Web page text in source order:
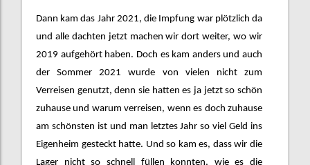
Dann kam das Jahr 2021, die Impfung war plötzlich da
und alle dachten jetzt machen wir dort weiter, wo wir
2019 aufgehört haben. Doch es kam anders und auch
der Sommer 2021 wurde von vielen nicht zum
Verreisen genutzt, denn sie hatten es ja jetzt so schön
zuhause und warum verreisen, wenn es doch zuhause
am schönsten ist und man letztes Jahr so viel Geld ins
Eigenheim gesteckt hatte. Und so kam es, dass wir die
Lager nicht so schnell füllen konnten, wie es die